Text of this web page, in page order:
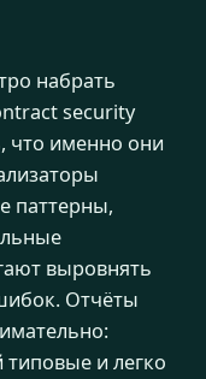
набрать
security
что именно они
паттерны,
выровнять
Отчёты
и легко